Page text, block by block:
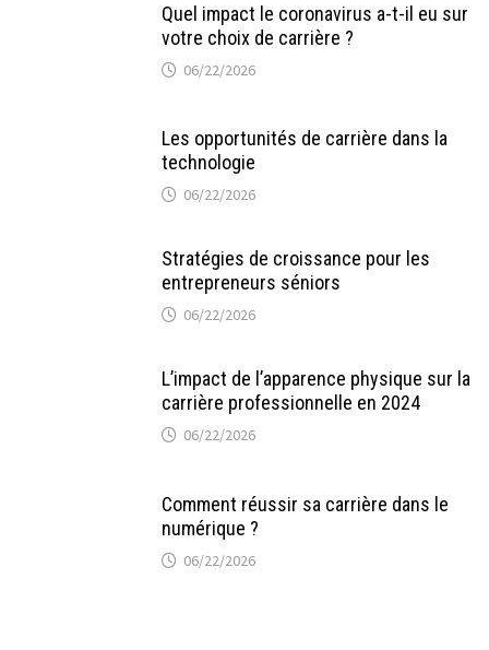
Quel impact le coronavirus a-t-il eu sur
votre choix de carrière ?
06/22/2026
Les opportunités de carrière dans la
technologie
06/22/2026
Stratégies de croissance pour les
entrepreneurs séniors
06/22/2026
L’impact de l’apparence physique sur la
carrière professionnelle en 2024
06/22/2026
Comment réussir sa carrière dans le
numérique ?
06/22/2026